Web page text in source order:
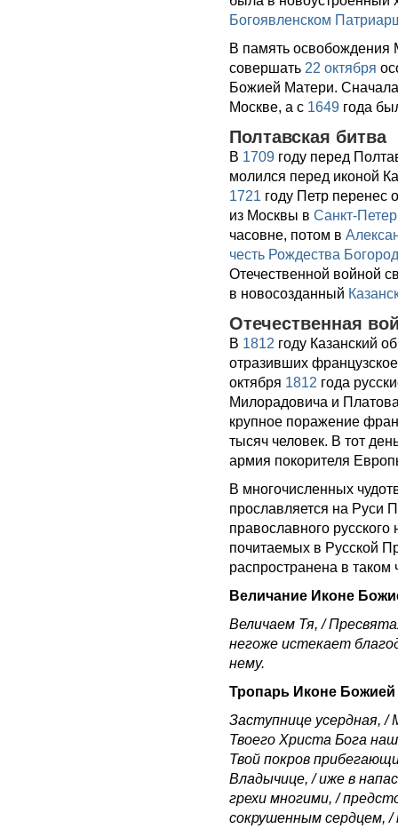
Богоявленском
В память освобождения
совершать 22 октября
Божией Матери.
Москве, а с 1649 года
Полтавская битва
В 1709 году перед
молился перед иконой
1721 году Петр перенес
из Москвы в Санкт-
часовне, потом в
честь Рождества
Отечественной войной
в новосозданный
Отечественная
В 1812 году Казанский
отразивших
октября 1812 года
Милорадовича и
крупное поражение
тысяч человек. В тот
армия покорителя
В многочисленных
прославляется на Руси
православного
почитаемых в Русской
распространена в таком
Величание Иконе
Величаем Тя, /
негоже истекает
нему.
Тропарь Иконе Божией
Заступнице усердная,
Твоего Христа Бога
Твой покров
Владычице, / иже в
грехи многими, /
сокрушенным сердцем, /